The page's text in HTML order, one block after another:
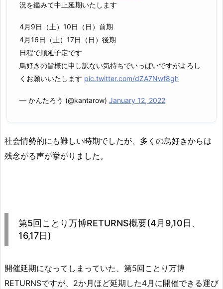
況を鑑みて中止延期いたします
4月9日（土）10日（日）前期
4月16日（土）17日（日）後期
日程で順延予定です
鳥好きの皆様に申し訳ない気持ちでいっぱいですがよろし
くお願いいたします pic.twitter.com/dZA7Nwf8gh
— かんたろう (@kantarow) January 12, 2022
社会情勢的にも難しい時期でしたが、多くの鳥好きからは
残念がる声が挙がりました。
第5回ことり万博RETURNS概要(4月9,10日、
16,17日)
開催延期になってしまっていた、第5回ことり万博
RETURNSですが、2か月ほど延期した4月に開催できる運び